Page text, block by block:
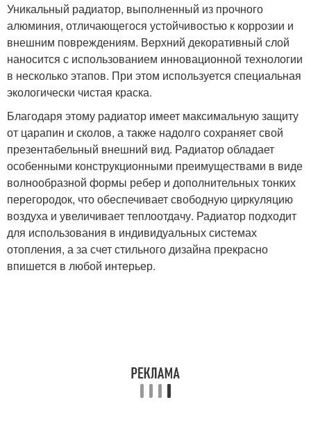
Уникальный радиатор, выполненный из прочного
алюминия, отличающегося устойчивостью к коррозии и
внешним повреждениям. Верхний декоративный слой
наносится с использованием инновационной технологии
в несколько этапов. При этом используется специальная
экологически чистая краска.
Благодаря этому радиатор имеет максимальную защиту
от царапин и сколов, а также надолго сохраняет свой
презентабельный внешний вид. Радиатор обладает
особенными конструкционными преимуществами в виде
волнообразной формы ребер и дополнительных тонких
перегородок, что обеспечивает свободную циркуляцию
воздуха и увеличивает теплоотдачу. Радиатор подходит
для использования в индивидуальных системах
отопления, а за счет стильного дизайна прекрасно
впишется в любой интерьер.